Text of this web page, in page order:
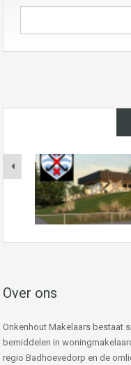
Over ons
Onkenhout Makelaars bestaat
bemiddelen in
regio Badhoevedorp en de